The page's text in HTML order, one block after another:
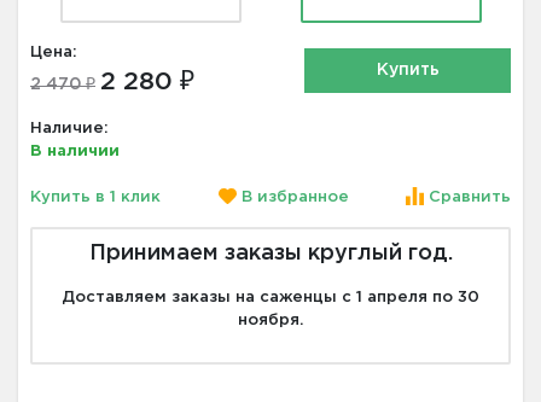
Цена:
2 470 ₽ 2 280 ₽
Наличие:
В наличии
Купить
Купить в 1 клик В избранное Сравнить
Принимаем заказы круглый год.
Доставляем заказы на саженцы с 1 апреля по 30
ноября.